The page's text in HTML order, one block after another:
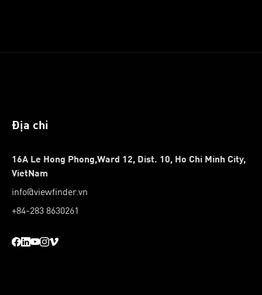
Địa chỉ
16A Le Hong Phong,Ward 12, Dist. 10, Ho Chi Minh City,
VietNam
info@viewfinder.vn
+84-283 8630261